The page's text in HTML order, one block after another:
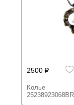
2500
Колье